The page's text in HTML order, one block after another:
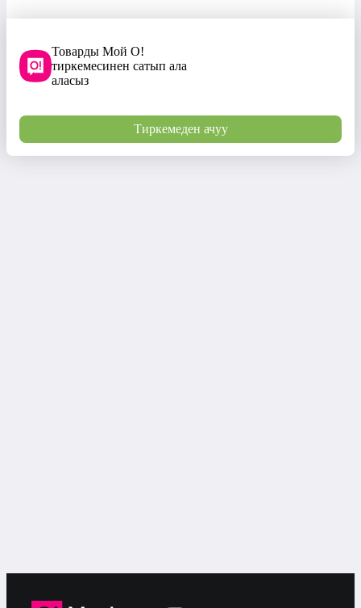
Товарды Мой О!
тиркемесинен сатып ала
аласыз
Тиркемеден ачуу